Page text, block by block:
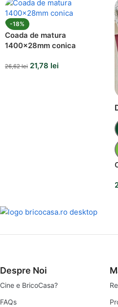
-18%
Coada de matura
1400x28mm conica
26,62lei 21,78 lei
Despre Noi
Cine e BricoCasa?
FAQs